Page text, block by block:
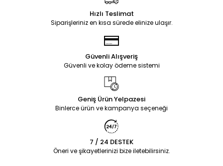
Hızlı Teslimat
Siparişleriniz en kısa sürede elinize ulaşır.
Güvenli Alışveriş
Güvenli ve kolay ödeme sistemi
Geniş Ürün Yelpazesi
Binlerce ürün ve kampanya seçeneği
7 / 24 DESTEK
Öneri ve şikayetlerinizi bize iletebilirsiniz.